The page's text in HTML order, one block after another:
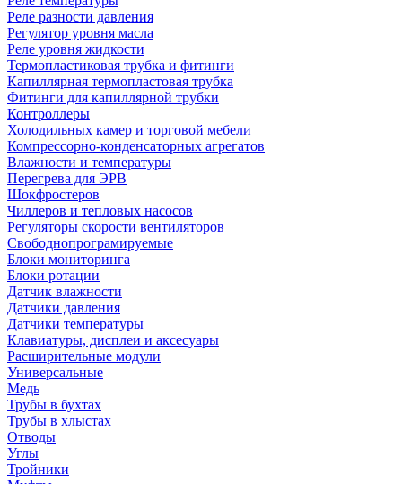
Реле разности давления
Регулятор уровня масла
Реле уровня жидкости
Термопластиковая трубка и фитинги
Капиллярная термопластовая трубка
Фитинги для капиллярной трубки
Контроллеры
Холодильных камер и торговой мебели
Компрессорно-конденсаторных агрегатов
Влажности и температуры
Перегрева для ЭРВ
Шокфростеров
Чиллеров и тепловых насосов
Регуляторы скорости вентиляторов
Свободнопрограмируемые
Блоки мониторинга
Блоки ротации
Датчик влажности
Датчики давления
Датчики температуры
Клавиатуры, дисплеи и аксесуары
Расширительные модули
Универсальные
Медь
Трубы в бухтах
Трубы в хлыстах
Отводы
Углы
Тройники